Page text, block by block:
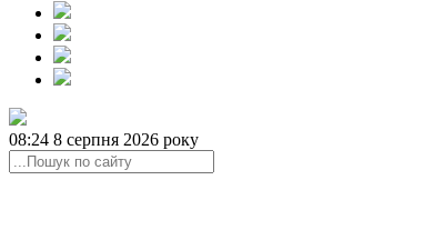
08:24 8 серпня 2026 року